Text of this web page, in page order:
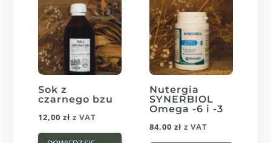
Sok z
czarnego bzu
12,00zł z VAT
Nutergia
SYNERBIOL
Omega -6 i -3
84,00zł z VAT